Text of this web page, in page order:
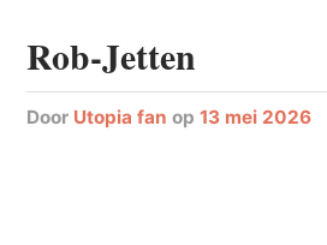
Rob-Jetten
door Utopia fan op13 mei 2026